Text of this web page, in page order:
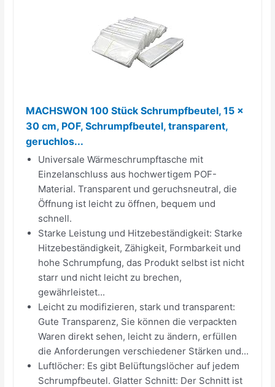
MACHSWON 100 Stück Schrumpfbeutel, 15 x
30 cm, POF, Schrumpfbeutel, transparent,
geruchlos...
Universale Wärmeschrumpftasche mit
Einzelanschluss aus hochwertigem POF-
Material. Transparent und geruchsneutral, die
Öffnung ist leicht zu öffnen, bequem und
schnell.
Starke Leistung und Hitzebeständigkeit: Starke
Hitzebeständigkeit, Zähigkeit, Formbarkeit und
hohe Schrumpfung, das Produkt selbst ist nicht
starr und nicht leicht zu brechen,
gewährleistet...
Leicht zu modifizieren, stark und transparent:
Gute Transparenz, Sie können die verpackten
Waren direkt sehen, leicht zu ändern, erfüllen
die Anforderungen verschiedener Stärken und...
Luftlöcher: Es gibt Belüftungslöcher auf jedem
Schrumpfbeutel. Glatter Schnitt: Der Schnitt ist